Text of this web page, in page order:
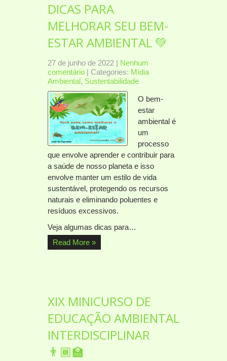
DICAS PARA
MELHORAR SEU BEM-
ESTAR AMBIENTAL 💚
27 de junho de 2022 | Nenhum
comentário | Categories: Mídia
Ambiental, Sustentabilidade
O bem-
estar
ambiental é
um
processo
que envolve aprender e contribuir para
a saúde de nosso planeta e isso
envolve manter um estilo de vida
sustentável, protegendo os recursos
naturais e eliminando poluentes e
resíduos excessivos.
Veja algumas dicas para…
Read More »
XIX MINICURSO DE
EDUCAÇÃO AMBIENTAL
INTERDISCIPLINAR
👨🏾‍🏫